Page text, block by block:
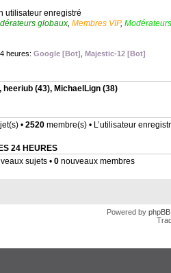
utilisateur enregistré
globaux, Membres VIP,
heures: Google [Bot] Majestic-12 [Bot]
heeriub(43), MichaelLign(38)
• 2520membre(s) • L’utilisateur
24 HEURES
sujets • 0nouveaux membres
Powered by phpBB